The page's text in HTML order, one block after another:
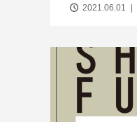
2021.06.01